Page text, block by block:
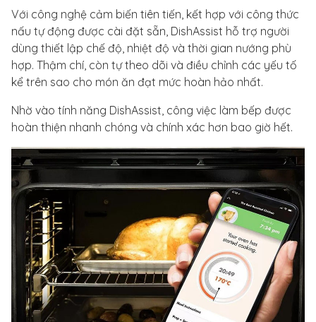
Với công nghệ cảm biến tiên tiến, kết hợp với công thức
nấu tự động được cài đặt sẵn, DishAssist hỗ trợ người
dùng thiết lập chế độ, nhiệt độ và thời gian nướng phù
hợp. Thậm chí, còn tự theo dõi và điều chỉnh các yếu tố
kể trên sao cho món ăn đạt mức hoàn hảo nhất.
Nhờ vào tính năng DishAssist, công việc làm bếp được
hoàn thiện nhanh chóng và chính xác hơn bao giờ hết.